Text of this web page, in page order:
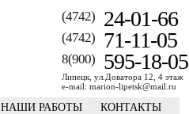
(4742) 24-01-66
(4742) 71-11-05
8(900) 595-18-05
Липецк, ул.Доватора 12, 4 этаж
e-mail: marion-lipetsk@mail.ru
НАШИ РАБОТЫ КОНТАКТЫ